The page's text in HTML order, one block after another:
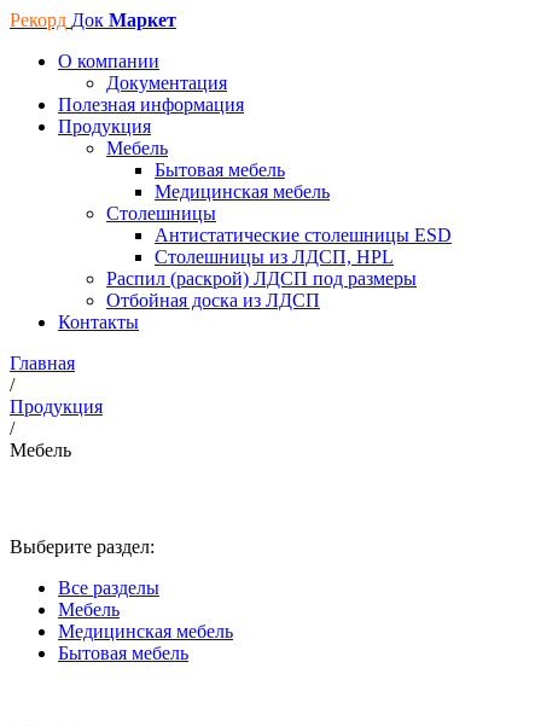
Рекорд Док Маркет
О компании
Документация
Полезная информация
Продукция
Мебель
Бытовая мебель
Медицинская мебель
Столешницы
Антистатические столешницы ESD
Столешницы из ЛДСП, HPL
Распил (раскрой) ЛДСП под размеры
Отбойная доска из ЛДСП
Контакты
Главная
/
Продукция
/
Мебель
Выберите раздел:
Все разделы
Мебель
Медицинская мебель
Бытовая мебель